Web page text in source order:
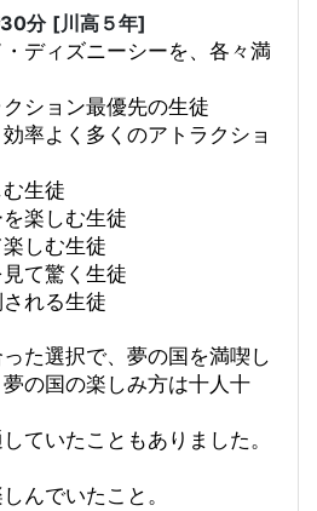
分 [川高５年]
ディズニーシーを、各々満
ション最優先の生徒
率よく多くのアトラクショ
生徒
楽しむ生徒
しむ生徒
て驚く生徒
れる生徒
た選択で、夢の国を満喫し
の国の楽しみ方は十人十
ていたこともありました。
んでいたこと。